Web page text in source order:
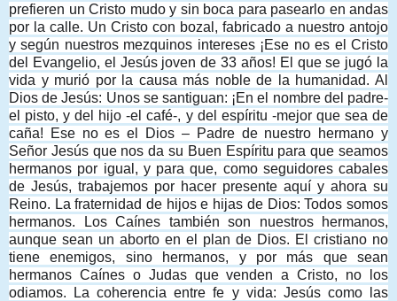
prefieren un Cristo mudo y sin boca para pasearlo en andas
por la calle. Un Cristo con bozal, fabricado a nuestro antojo
y según nuestros mezquinos intereses ¡Ese no es el Cristo
del Evangelio, el Jesús joven de 33 años! El que se jugó la
vida y murió por la causa más noble de la humanidad. Al
Dios de Jesús: Unos se santiguan: ¡En el nombre del padre-
el pisto, y del hijo -el café-, y del espíritu -mejor que sea de
caña! Ese no es el Dios – Padre de nuestro hermano y
Señor Jesús que nos da su Buen Espíritu para que seamos
hermanos por igual, y para que, como seguidores cabales
de Jesús, trabajemos por hacer presente aquí y ahora su
Reino. La fraternidad de hijos e hijas de Dios: Todos somos
hermanos. Los Caínes también son nuestros hermanos,
aunque sean un aborto en el plan de Dios. El cristiano no
tiene enemigos, sino hermanos, y por más que sean
hermanos Caínes o Judas que venden a Cristo, no los
odiamos. La coherencia entre fe y vida: Jesús como las